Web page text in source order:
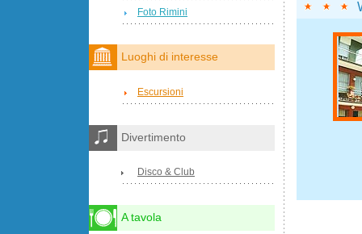
Foto Rimini
Luoghi di interesse
Escursioni
Divertimento
Disco & Club
A tavola